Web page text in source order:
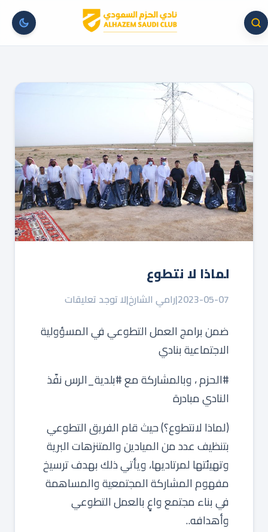
لماذا لا نتطوع
2023-05-07
|رامي الشارخ|لا توجد تعليقات
ضمن برامج العمل التطوعي في المسؤولية
الاجتماعية بنادي ⁧‫
#الحزم‬⁩ ، وبالمشاركة مع ⁧‫#بلدية_الرس‬⁩ نفّذ
النادي مبادرة
(لماذا لانتطوع؟) حيث قام الفريق التطوعي
بتنظيف عدد من الميادين والمتنزهات البرية
وتهيئتها لمرتاديها، ويأتي ذلك بهدف ترسيخ
مفهوم المشاركة المجتمعية والمساهمة
في بناء مجتمع واعٍ بالعمل التطوعي
وأهدافه..